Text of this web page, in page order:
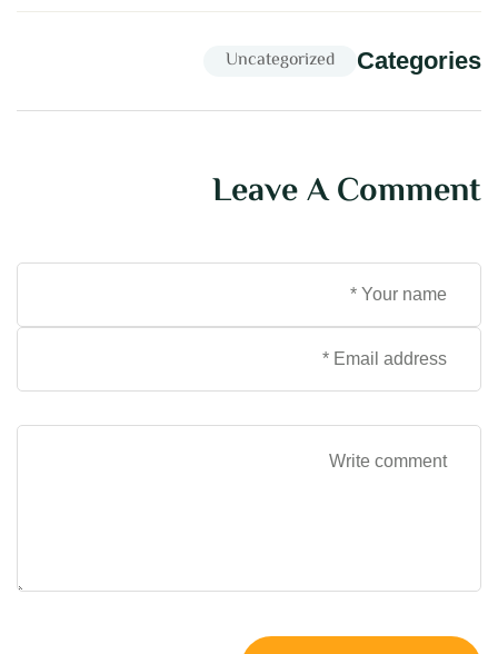
Categories
Uncategorized
Leave A Comment